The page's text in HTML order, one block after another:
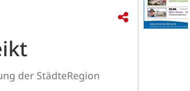
der StädteRegion